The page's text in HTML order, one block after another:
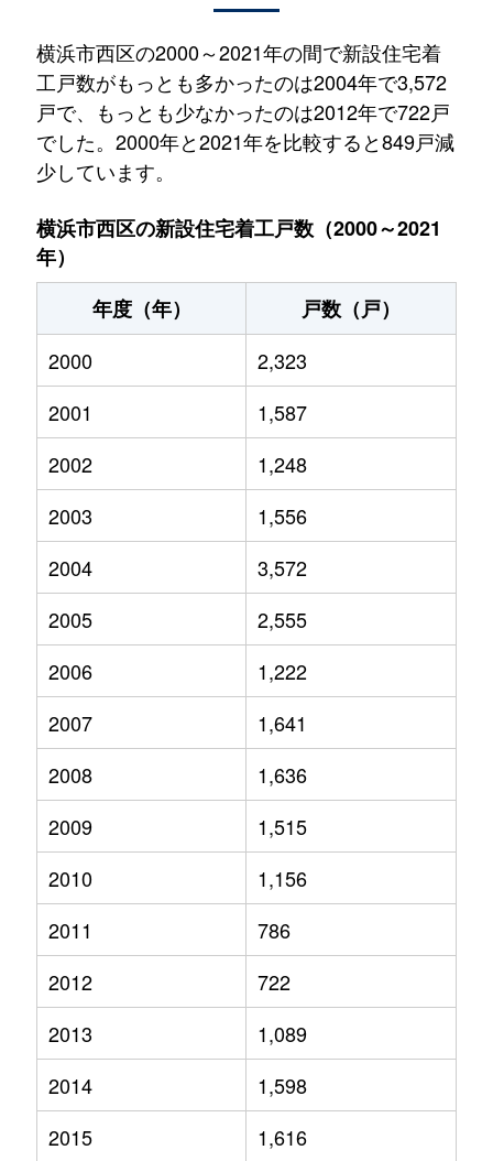
横浜市西区の2000～2021年の間で新設住宅着
工戸数がもっとも多かったのは2004年で3,572
戸で、もっとも少なかったのは2012年で722戸
でした。2000年と2021年を比較すると849戸減
少しています。
横浜市西区の新設住宅着工戸数（2000～2021
年）
年度（年）
戸数（戸）
2000
2,323
2001
1,587
2002
1,248
2003
1,556
2004
3,572
2005
2,555
2006
1,222
2007
1,641
2008
1,636
2009
1,515
2010
1,156
2011
786
2012
722
2013
1,089
2014
1,598
2015
1,616